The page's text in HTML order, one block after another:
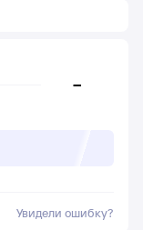
–
Увидели ошибку?